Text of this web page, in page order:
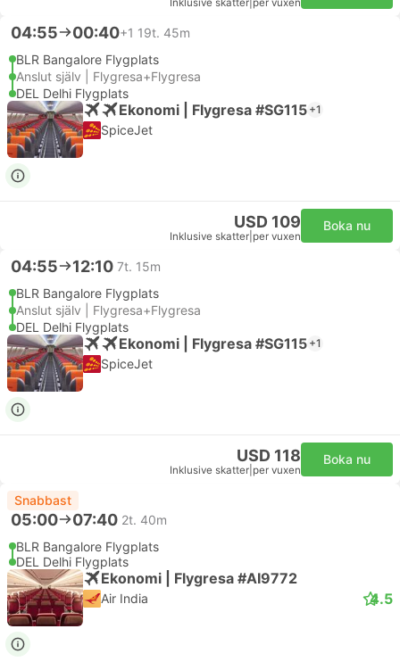
Inklusive skatter per vuxen
04:55 00:40+1 19t. 45m
BLR Bangalore Flygplats
Anslut själv | Flygresa+Flygresa
DEL Delhi Flygplats
Ekonomi | Flygresa #SG115 +1
SpiceJet
USD 109
Inklusive skatter per vuxen
Boka nu
04:55 12:10 7t. 15m
BLR Bangalore Flygplats
Anslut själv | Flygresa+Flygresa
DEL Delhi Flygplats
Ekonomi | Flygresa #SG115 +1
SpiceJet
USD 118
Inklusive skatter per vuxen
Boka nu
Snabbast
05:00 07:40 2t. 40m
BLR Bangalore Flygplats
DEL Delhi Flygplats
Ekonomi | Flygresa #AI9772
Air India 4.5